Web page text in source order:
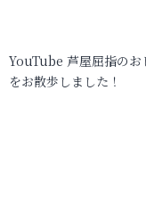
YouTube 芦屋屈指のお
をお散歩しました！